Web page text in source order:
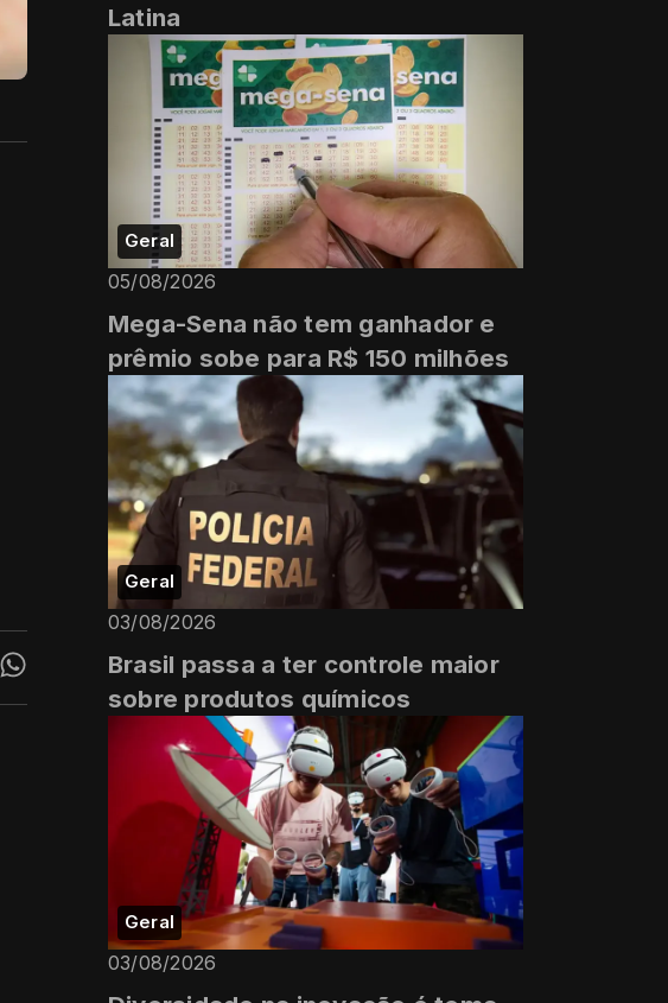
Latina
Geral
05/08/2026
Mega-Sena não tem ganhador e
prêmio sobe para R$ 150 milhões
Geral
03/08/2026
Brasil passa a ter controle maior
sobre produtos químicos
Geral
03/08/2026